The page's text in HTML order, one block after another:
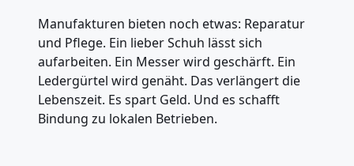
Manufakturen bieten noch etwas: Reparatur
und Pflege. Ein lieber Schuh lässt sich
aufarbeiten. Ein Messer wird geschärft. Ein
Ledergürtel wird genäht. Das verlängert die
Lebenszeit. Es spart Geld. Und es schafft
Bindung zu lokalen Betrieben.